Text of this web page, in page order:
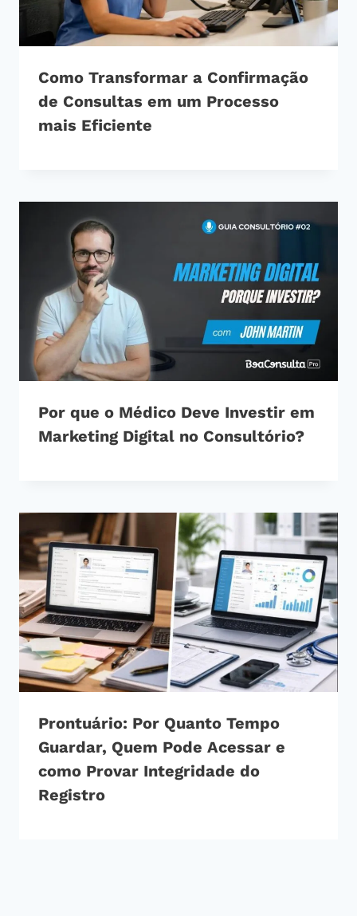
Como Transformar a Confirmação
de Consultas em um Processo
mais Eficiente
Por que o Médico Deve Investir em
Marketing Digital no Consultório?
Prontuário: Por Quanto Tempo
Guardar, Quem Pode Acessar e
como Provar Integridade do
Registro